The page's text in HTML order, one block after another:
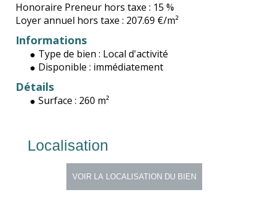
Honoraire Preneur hors taxe : 15 %
Loyer annuel hors taxe : 207.69 €/m²
Informations
Type de bien : Local d'activité
Disponible : immédiatement
Détails
Surface : 260 m²
Localisation